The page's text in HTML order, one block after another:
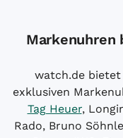
Markenuhren
watch.de bietet
exklusiven
Tag Heuer,
Rado, Bruno